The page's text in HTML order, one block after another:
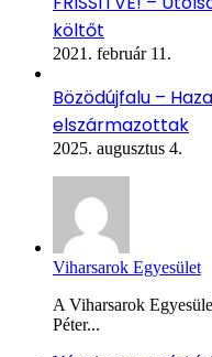
költőt
2021. február 11.
Bözödújfalu –
elszármazottak
2025. augusztus 4.
Viharsarok Egyesület
A Viharsarok
Péter...